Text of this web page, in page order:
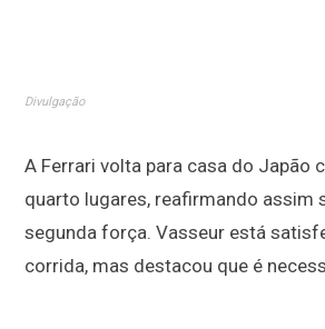
Divulgação
A Ferrari volta para casa do Japão
quarto lugares, reafirmando assim
segunda força. Vasseur está
corrida, mas destacou que é